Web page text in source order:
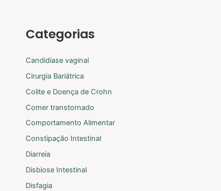
Categorias
Candidíase vaginal
Cirurgia Bariátrica
Colite e Doença de Crohn
Comer transtornado
Comportamento Alimentar
Constipação Intestinal
Diarreia
Disbiose Intestinal
Disfagia